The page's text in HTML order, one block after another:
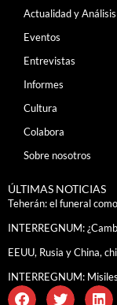
Actualidad y Análisis
Eventos
Entrevistas
Informes
Cultura
Colabora
Sobre nosotros
ÚLTIMAS NOTICIAS
Teherán: el funeral
INTERREGNUM:
EEUU, Rusia y China,
INTERREGNUM: